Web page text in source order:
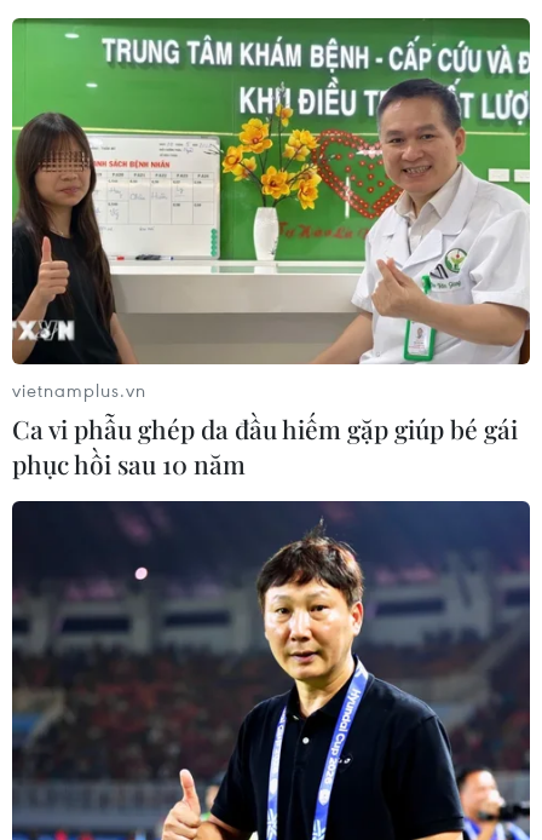
vietnamplus.vn
Ca vi phẫu ghép da đầu hiếm gặp giúp bé gái
phục hồi sau 10 năm